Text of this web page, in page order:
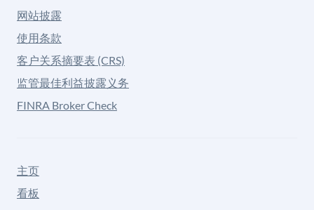
网站披露
使用条款
客户关系摘要表 (CRS)
监管最佳利益披露义务
FINRA Broker Check
主页
看板